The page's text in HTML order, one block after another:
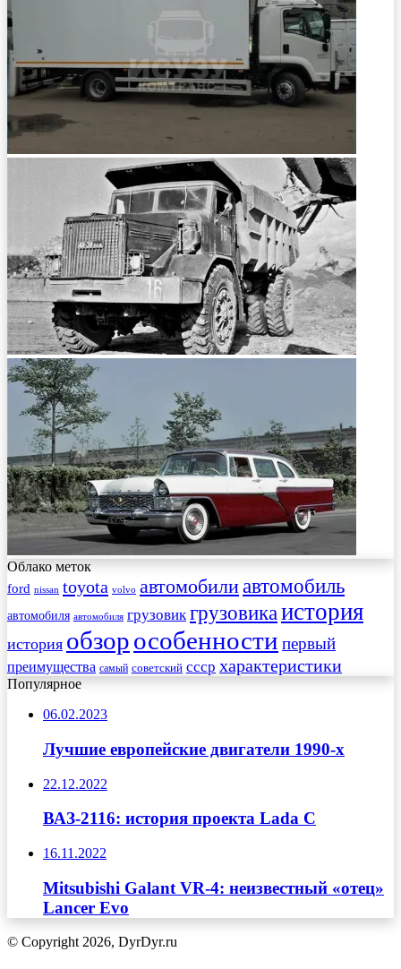
Облако меток
ford nissan toyota volvo автомобилиавтомобиль
автомобиля автомобиля грузовик грузовикаистория
история обзорособенности первый
преимущества самый советский ссср характеристики
Популярное
06.02.2023
Лучшие европейские двигатели 1990-х
22.12.2022
ВАЗ-2116: история проекта Lada C
16.11.2022
Mitsubishi Galant VR-4: неизвестный «отец»
Lancer Evo
© Copyright 2026, DyrDyr.ru